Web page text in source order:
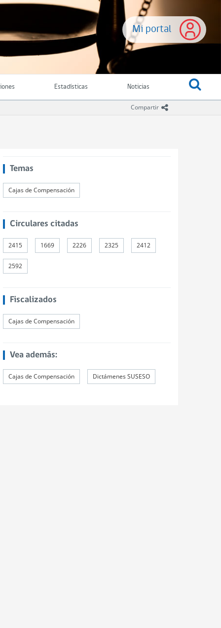
Mi portal
Estadísticas Noticias
Compartir icono compartir
Temas
Cajas de Compensación
Circulares citadas
2415 1669 2226 2325 2412
2592
Fiscalizados
Cajas de Compensación
Vea además:
Cajas de Compensación Dictámenes SUSESO